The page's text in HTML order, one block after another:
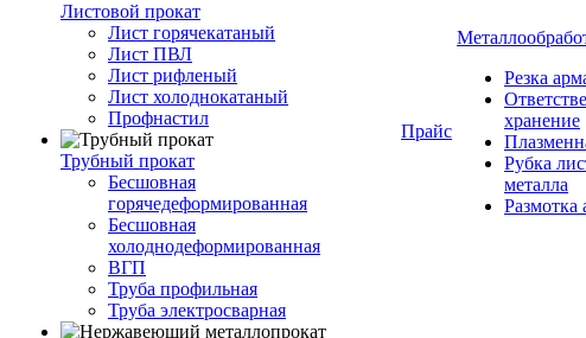
Листовой прокат
Лист горячекатаный
Лист ПВЛ
Лист рифленый
Лист холоднокатаный
Профнастил
Трубный прокат
Бесшовная
горячедеформированная
Бесшовная
холоднодеформированная
ВГП
Труба профильная
Труба электросварная
Прайс
Резка
хранение
Рубка
металла
Размотка